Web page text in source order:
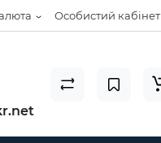
Особистий кабінет